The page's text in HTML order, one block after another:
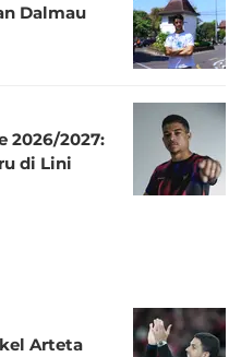
Dalmau
2026/2027:
di Lini
Arteta